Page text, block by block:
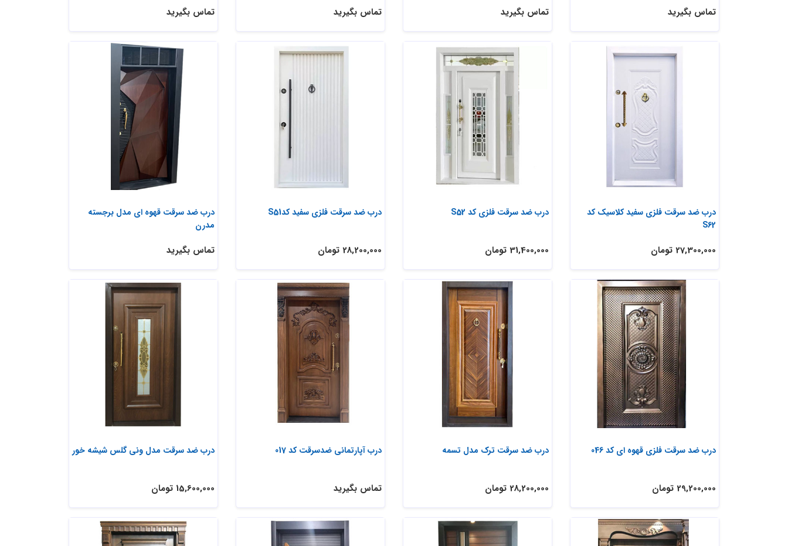
تماس بگیرید تماس بگیرید تماس بگیرید تماس بگیرید
درب ضد سرقت فلزی سفید کلاسیک کد
S62
27,300,000 تومان
درب ضد سرقت فلزی کد S52
31,400,000 تومان
درب ضد سرقت فلزی سفید کدS51
28,200,000 تومان
درب ضد سرقت قهوه ای مدل برجسته
مدرن
تماس بگیرید
درب ضد سرقت فلزی قهوه ای کد 046
29,200,000 تومان
درب ضد سرقت ترک مدل تسمه
28,200,000 تومان
درب آپارتمانی ضدسرقت کد 017
تماس بگیرید
درب ضد سرقت مدل ونی گلس شیشه خور
15,600,000 تومان